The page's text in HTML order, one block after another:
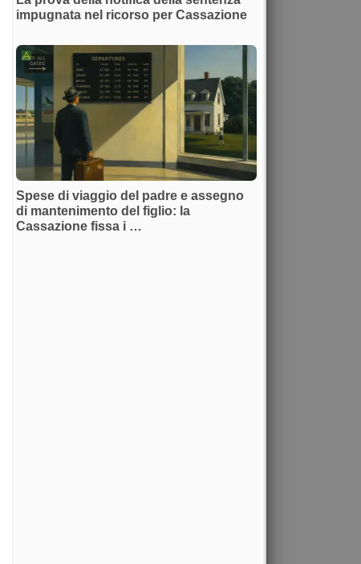
impugnata nel ricorso per Cassazione
Spese di viaggio del padre e assegno
di mantenimento del figlio: la
Cassazione fissa i …